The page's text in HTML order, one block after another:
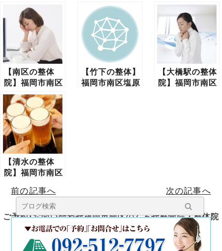
【南区の整体
院】福岡市南区
塩原のくろせ整
体院
【竹下の整体】
福岡市南区塩原
【大橋駅の整体
院】福岡市南区
【清水の整体
院】福岡市南区
体院
前の記事へ 次の記事へ
ご予約･お問い合わせ福岡市南区のくろせ整骨院・整体院